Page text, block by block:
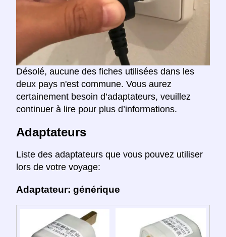
Désolé, aucune des fiches utilisées dans les
deux pays n'est commune. Vous aurez
certainement besoin d’adaptateurs, veuillez
continuer à lire pour plus d’informations.
Adaptateurs
Liste des adaptateurs que vous pouvez utiliser
lors de votre voyage:
Adaptateur: générique